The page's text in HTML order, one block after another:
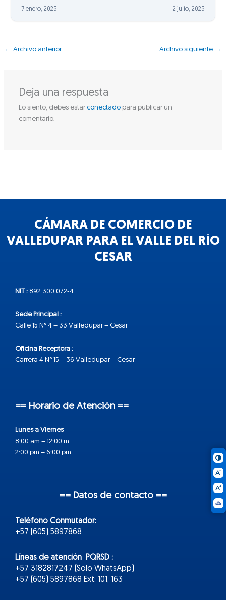
7 enero, 2025 2 julio, 2025
← Archivo anterior Archivo siguiente →
Deja una respuesta
Lo siento, debes estar conectadopara publicar un
comentario.
CÁMARA DE COMERCIO DE
VALLEDUPAR PARA EL VALLE DEL RÍO
CESAR
NIT : 892.300.072-4
Sede Principal :
Calle 15 N° 4 – 33 Valledupar – Cesar
Oficina Receptora :
Carrera 4 N° 15 – 36 Valledupar – Cesar
== Horario de Atención ==
Lunes a Viernes
8:00 am – 12:00 m
2:00 pm – 6:00 pm
== Datos de contacto ==
Teléfono Conmutador:
+57 (605) 5897868
Líneas de atención PQRSD :
+57 3182817247 (Solo WhatsApp)
+57 (605) 5897868 Ext: 101, 163